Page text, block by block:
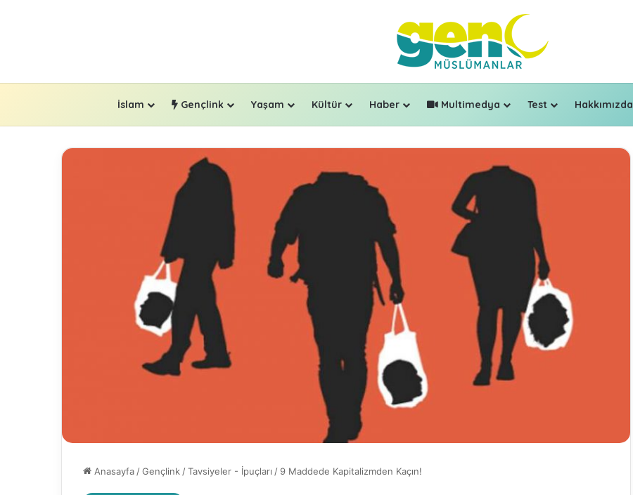
İslam Gençlink Yaşam Kültür Haber Multimedya Test Hakkımızda
Anasayfa /Gençlink /Tavsiyeler - İpuçları / 9 Maddede Kapitalizmden Kaçın!